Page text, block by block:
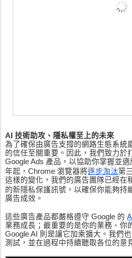
AI 技術助攻、隱私權至上的未來
為了確保由廣告支撐的網路生態系統
的信任至關重要。因此，我們致力於
Google Ads 產品，以協助你掌握並
年起，Chrome 瀏覽器將逐步淘汰第
這樣的變化，我們的廣告團隊已經在
的新隱私保護訊號，以確保你能夠持
廣告成效。
這些廣告產品都嚴格遵守 Google 的
業務成長；最重要的是你的業務、你
Google AI 則是讓它加乘擴大。我們
測試，並在過程中持續聽取各位的意